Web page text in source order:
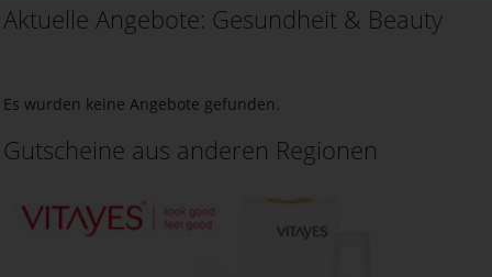
Aktuelle Angebote: Gesundheit & Beauty
Es wurden keine Angebote gefunden.
Gutscheine aus anderen Regionen